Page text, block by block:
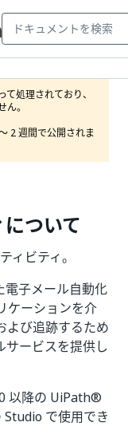
処理されており、
。
2 週間で公開されま
ついて
ビティ。
子メール自動化
ケーションを介
よび追跡するため
サービスを提供し
以降の UiPath®
で使用でき